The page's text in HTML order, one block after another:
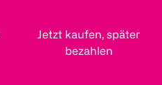
Jetzt kaufen, später
bezahlen